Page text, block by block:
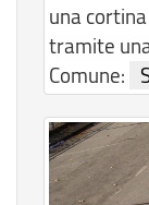
una
tramite
Comune: